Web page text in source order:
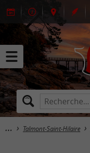
Talmont-Saint-Hilaire